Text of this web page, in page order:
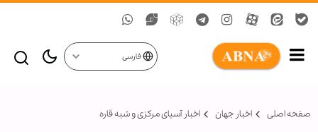
فارسی
صفحه اصلی اخبار جهان اخبار آسیای مرکزی و شبه قاره